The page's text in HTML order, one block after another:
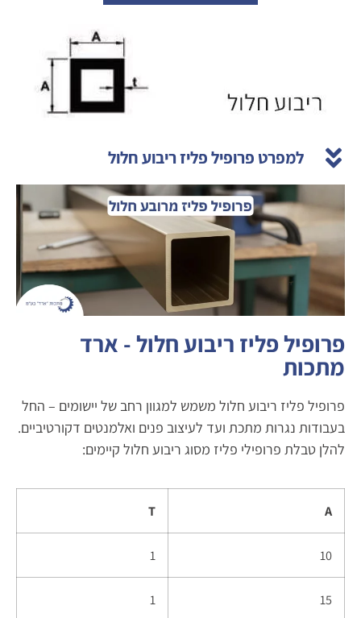
למפרט פרופיל פליז ריבוע חלול
פרופיל פליז ריבוע חלול - ארד
מתכות
פרופיל פליז ריבוע חלול משמש למגוון רחב של יישומים – החל
בעבודות נגרות מתכת ועד לעיצוב פנים ואלמנטים דקורטיביים.
להלן טבלת פרופילי פליז מסוג ריבוע חלול קיימים:
A
T
10
1
15
1